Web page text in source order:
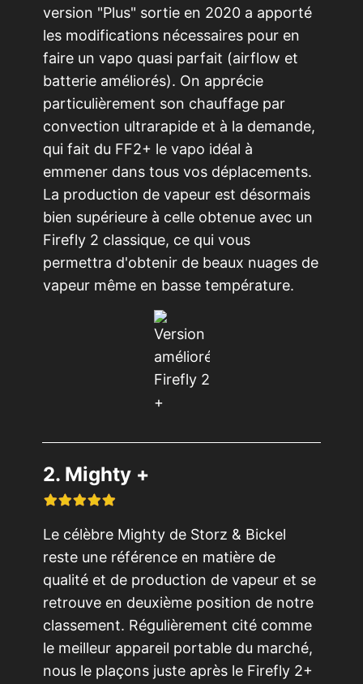
version "Plus" sortie en 2020 a apporté
les modifications nécessaires pour en
faire un vapo quasi parfait (airflow et
batterie améliorés). On apprécie
particulièrement son chauffage par
convection ultrarapide et à la demande,
qui fait du FF2+ le vapo idéal à
emmener dans tous vos déplacements.
La production de vapeur est désormais
bien supérieure à celle obtenue avec un
Firefly 2 classique, ce qui vous
permettra d'obtenir de beaux nuages de
vapeur même en basse température.
2. Mighty +
Le célèbre Mighty de Storz & Bickel
reste une référence en matière de
qualité et de production de vapeur et se
retrouve en deuxième position de notre
classement. Régulièrement cité comme
le meilleur appareil portable du marché,
nous le plaçons juste après le Firefly 2+